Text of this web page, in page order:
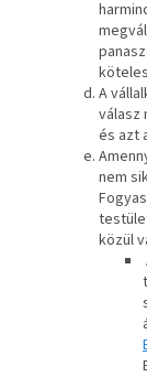
A
válasz
és azt
nem
közül